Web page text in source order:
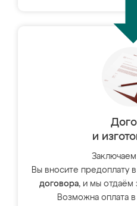
и
Вы вносите предоплату
договора, и мы отдаём
Возможна оплата